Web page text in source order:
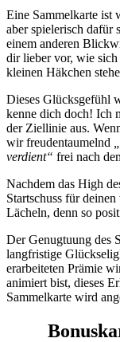
Eine Sammelkarte ist
aber spielerisch dafür
einem anderen
dir lieber vor, wie
kleinen Häkchen
Dieses Glücksgefühl
kenne dich doch! Ich
der Ziellinie aus.
wir freudentaumelnd
verdient“ frei nach
Nachdem das High
Startschuss für
Lächeln, denn so
Der Genugtuung des
langfristige
erarbeiteten Prämie
animiert bist, dieses
Sammelkarte wird